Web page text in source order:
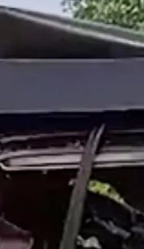
2 बाइक सवारों की मौत,
In